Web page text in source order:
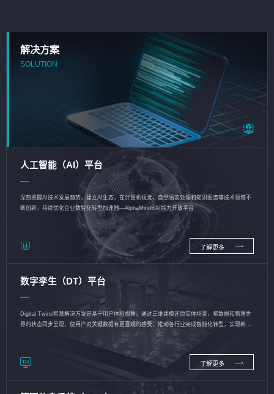
解决方案
SOLUTION
人工智能（AI）平台
深刻把握AI技术发展趋势，建立AI生态，在计算机视觉、自然语言处理和知识图谱等技术领域不
断创新，持续优化企业数智化转型加速器—AlphaMind®AI能力开放平台
了解更多
数字孪生（DT）平台
Digital Twins智慧解决方案是基于用户体验视角，通过三维建模还原实体场景，将数据和物理世
界的状态同步呈现，使用户对关键数据有更直观的感受，推动各行业完成智能化转型，实现新旧
了解更多